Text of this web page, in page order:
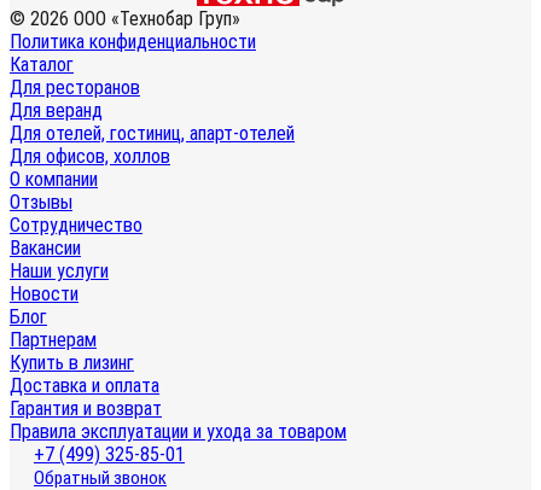
© 2026 ООО «Технобар Груп»
Политика конфиденциальности
Каталог
Для ресторанов
Для веранд
Для отелей, гостиниц, апарт-отелей
Для офисов, холлов
О компании
Отзывы
Сотрудничество
Вакансии
Наши услуги
Новости
Блог
Партнерам
Купить в лизинг
Доставка и оплата
Гарантия и возврат
Правила эксплуатации и ухода за товаром
+7 (499) 325-85-01
Обратный звонок